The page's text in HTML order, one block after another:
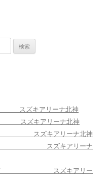
スズキアリーナ北神
スズキアリーナ北神
声 スズキアリーナ北神
お声 スズキアリーナ
のお声 スズキアリー